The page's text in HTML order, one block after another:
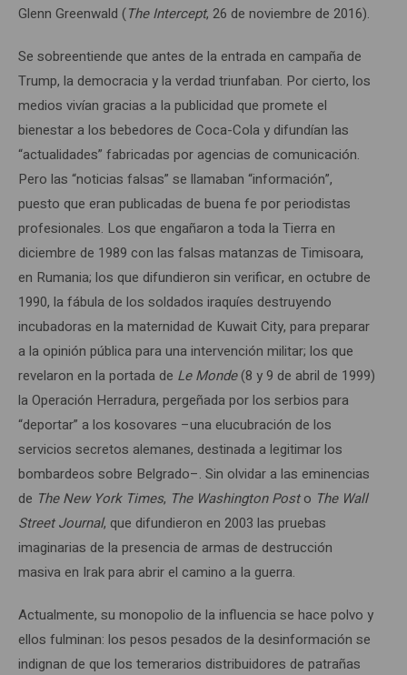
Glenn Greenwald (The Intercept, 26 de noviembre de 2016).
Se sobreentiende que antes de la entrada en campaña de
Trump, la democracia y la verdad triunfaban. Por cierto, los
medios vivían gracias a la publicidad que promete el
bienestar a los bebedores de Coca-Cola y difundían las
“actualidades” fabricadas por agencias de comunicación.
Pero las “noticias falsas” se llamaban “información”,
puesto que eran publicadas de buena fe por periodistas
profesionales. Los que engañaron a toda la Tierra en
diciembre de 1989 con las falsas matanzas de Timisoara,
en Rumania; los que difundieron sin verificar, en octubre de
1990, la fábula de los soldados iraquíes destruyendo
incubadoras en la maternidad de Kuwait City, para preparar
a la opinión pública para una intervención militar; los que
revelaron en la portada de Le Monde(8 y 9 de abril de 1999)
la Operación Herradura, pergeñada por los serbios para
“deportar” a los kosovares –una elucubración de los
servicios secretos alemanes, destinada a legitimar los
bombardeos sobre Belgrado–. Sin olvidar a las eminencias
de The New York Times, The Washington Posto The Wall
Street Journal, que difundieron en 2003 las pruebas
imaginarias de la presencia de armas de destrucción
masiva en Irak para abrir el camino a la guerra.
Actualmente, su monopolio de la influencia se hace polvo y
ellos fulminan: los pesos pesados de la desinformación se
indignan de que los temerarios distribuidores de patrañas